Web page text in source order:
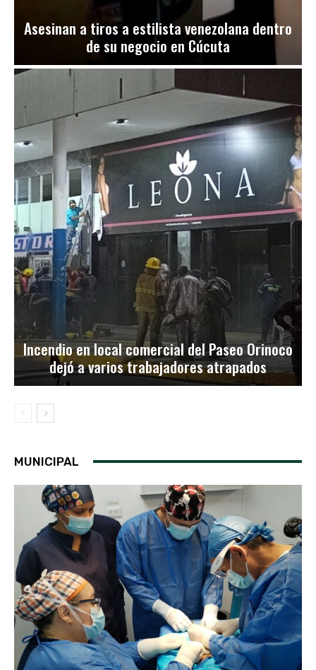
Asesinan a tiros a estilista venezolana dentro
de su negocio en Cúcuta
Incendio en local comercial del Paseo Orinoco
dejó a varios trabajadores atrapados
MUNICIPAL